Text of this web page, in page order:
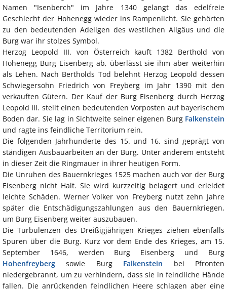
Namen "Isenberch" im Jahre 1340 gelangt das edelfreie
Geschlecht der Hohenegg wieder ins Rampenlicht. Sie gehörten
zu den bedeutenden Adeligen des westlichen Allgäus und die
Burg war ihr stolzes Symbol.
Herzog Leopold III. von Österreich kauft 1382 Berthold von
Hohenegg Burg Eisenberg ab, überlässt sie ihm aber weiterhin
als Lehen. Nach Bertholds Tod belehnt Herzog Leopold dessen
Schwiegersohn Friedrich von Freyberg im Jahr 1390 mit den
verkauften Gütern. Der Kauf der Burg Eisenberg durch Herzog
Leopold III. stellt einen bedeutenden Vorposten auf bayerischem
Boden dar. Sie lag in Sichtweite seiner eigenen Burg Falkenstein
und ragte ins feindliche Territorium rein.
Die folgenden Jahrhunderte des 15. und 16. sind geprägt von
ständigen Ausbauarbeiten an der Burg. Unter anderem entsteht
in dieser Zeit die Ringmauer in ihrer heutigen Form.
Die Unruhen des Bauernkrieges 1525 machen auch vor der Burg
Eisenberg nicht Halt. Sie wird kurzzeitig belagert und erleidet
leichte Schäden. Werner Volker von Freyberg nutzt zehn Jahre
später die Entschädigungszahlungen aus den Bauernkriegen,
um Burg Eisenberg weiter auszubauen.
Die Turbulenzen des Dreißigjährigen Krieges ziehen ebenfalls
Spuren über die Burg. Kurz vor dem Ende des Krieges, am 15.
September 1646, werden Burg Eisenberg und Burg
Hohenfreyberg sowie Burg Falkenstein bei Pfronten
niedergebrannt, um zu verhindern, dass sie in feindliche Hände
fallen. Die anrückenden feindlichen Heere schlagen aber eine